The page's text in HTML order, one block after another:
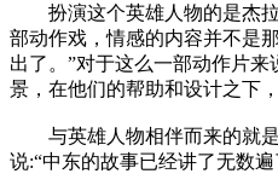
扮演这个英雄人物的是杰拉
部动作戏，情感的内容并不是
出了。”对于这么一部动作片
景，在他们的帮助和设计之下
与英雄人物相伴而来的就是
说:“中东的故事已经讲了无数